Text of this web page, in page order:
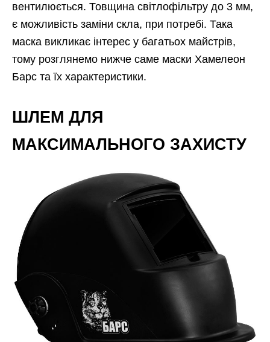
вентилюється. Товщина світлофільтру до 3 мм,
є можливість заміни скла, при потребі. Така
маска викликає інтерес у багатьох майстрів,
тому розглянемо нижче саме маски Хамелеон
Барс та їх характеристики.
ШЛЕМ ДЛЯ
МАКСИМАЛЬНОГО ЗАХИСТУ